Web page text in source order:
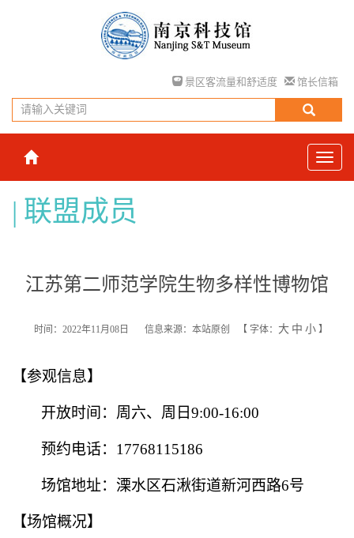
景区客流量和舒适度 馆长信箱
联盟成员
江苏第二师范学院生物多样性博物馆
时间：2022年11月08日 信息来源：本站原创 【 字体： 大 中 小 】
【参观信息】
开放时间：周六、周日9:00-16:00
预约电话： 17768115186
场馆地址： 溧水区石湫街道新河西路6号
【场馆概况】